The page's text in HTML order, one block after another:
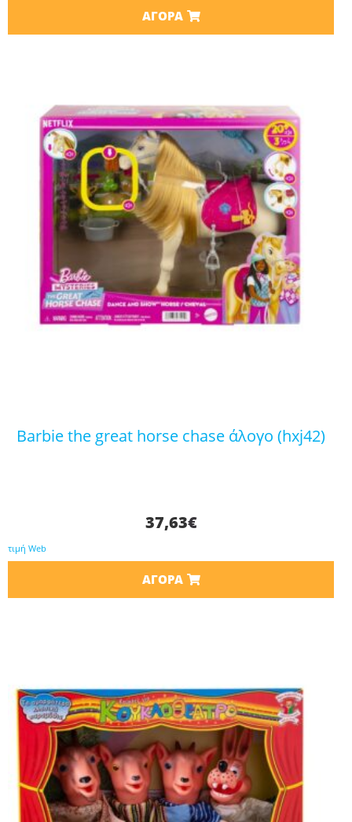
ΑΓΟΡΆ
barbie the great horse chase άλογο (hxj42)
37,63€
τιμή Web
ΑΓΟΡΆ